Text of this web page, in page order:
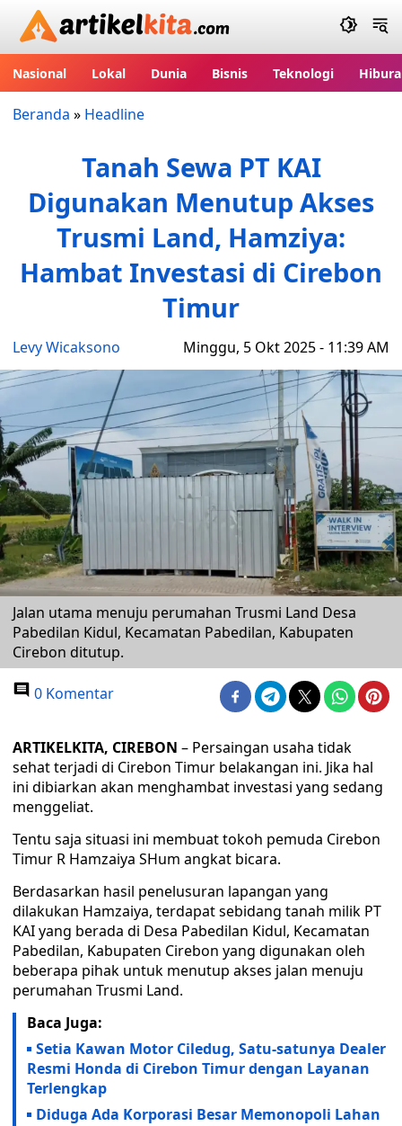
Artikelkita.com
Nasional Lokal Dunia Bisnis Teknologi
Beranda » Headline
Tanah Sewa PT KAI
Digunakan Menutup Akses
Trusmi Land, Hamziya:
Hambat Investasi di Cirebon
Timur
Levy Wicaksono Minggu, 5 Okt 2025 - 11:39 AM
Jalan utama menuju perumahan Trusmi Land Desa
Pabedilan Kidul, Kecamatan Pabedilan, Kabupaten
Cirebon ditutup.
0 Komentar
ARTIKELKITA, CIREBON – Persaingan usaha tidak
sehat terjadi di Cirebon Timur belakangan ini. Jika hal
ini dibiarkan akan menghambat investasi yang sedang
menggeliat.
Tentu saja situasi ini membuat tokoh pemuda Cirebon
Timur R Hamzaiya SHum angkat bicara.
Berdasarkan hasil penelusuran lapangan yang
dilakukan Hamzaiya, terdapat sebidang tanah milik PT
KAI yang berada di Desa Pabedilan Kidul, Kecamatan
Pabedilan, Kabupaten Cirebon yang digunakan oleh
beberapa pihak untuk menutup akses jalan menuju
perumahan Trusmi Land.
Baca Juga:
Setia Kawan Motor Ciledug, Satu-satunya Dealer
Resmi Honda di Cirebon Timur dengan Layanan
Terlengkap
Diduga Ada Korporasi Besar Memonopoli Lahan